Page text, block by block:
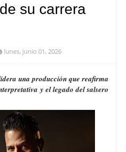
su carrera
lunes, junio 01, 2026
una producción que reafirma
y el legado del salsero